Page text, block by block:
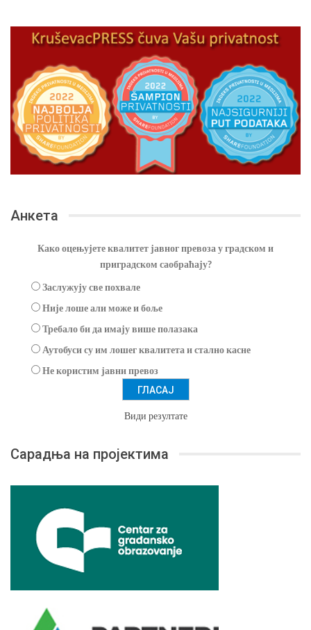
Анкета
Како оцењујете квалитет јавног превоза у градском и
приградском саобраћају?
Заслужују све похвале
Није лоше али може и боље
Требало би да имају више полазака
Аутобуси су им лошег квалитета и стално касне
Не користим јавни превоз
Види резултате
Сарадња на пројектима